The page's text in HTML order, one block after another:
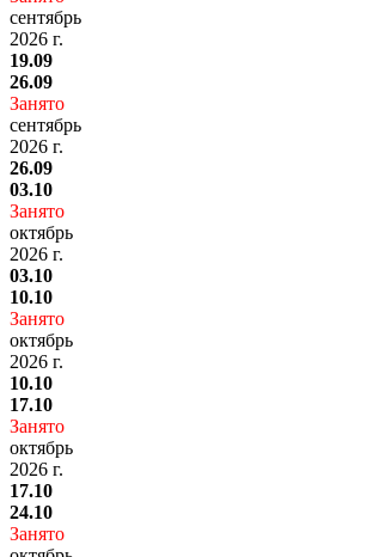
сентябрь
2026 г.
19.09
26.09
Занято
сентябрь
2026 г.
26.09
03.10
Занято
октябрь
2026 г.
03.10
10.10
Занято
октябрь
2026 г.
10.10
17.10
Занято
октябрь
2026 г.
17.10
24.10
Занято